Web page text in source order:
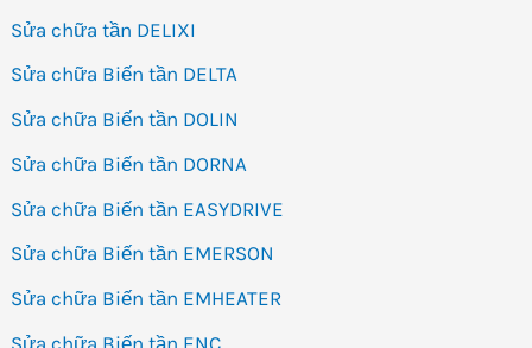
Sửa chữa tần DELIXI
Sửa chữa Biến tần DELTA
Sửa chữa Biến tần DOLIN
Sửa chữa Biến tần DORNA
Sửa chữa Biến tần EASYDRIVE
Sửa chữa Biến tần EMERSON
Sửa chữa Biến tần EMHEATER
Sửa chữa Biến tần ENC